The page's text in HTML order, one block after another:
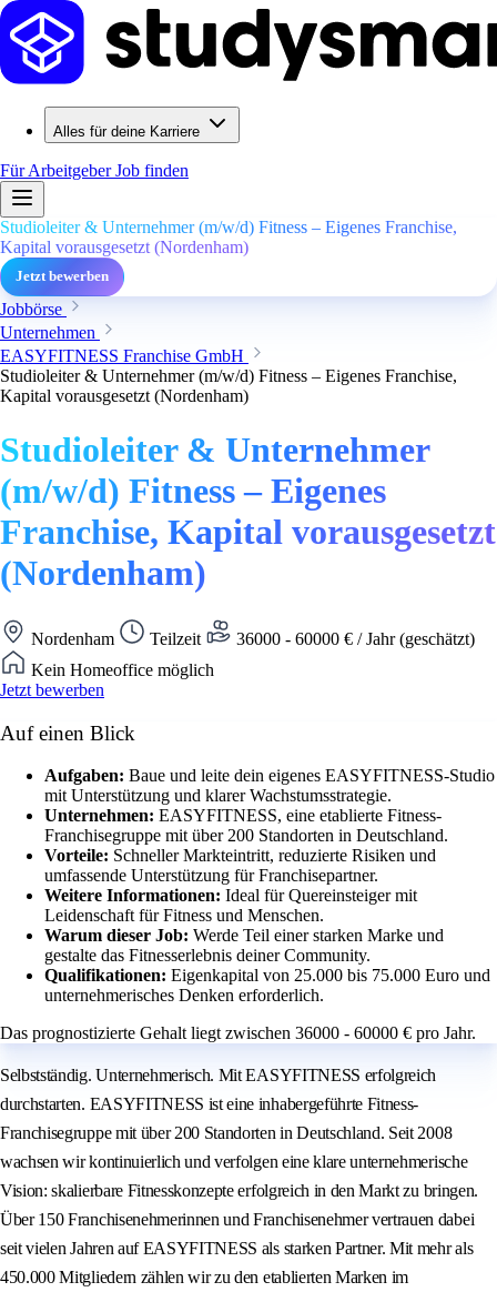
Alles für deine Karriere
Für ArbeitgeberJob finden
Studioleiter & Unternehmer (m/w/d) Fitness – Eigenes Franchise,
Kapital vorausgesetzt (Nordenham)
Jetzt bewerben
Jobbörse
Unternehmen
EASYFITNESS Franchise GmbH
Studioleiter & Unternehmer (m/w/d) Fitness – Eigenes Franchise,
Kapital vorausgesetzt (Nordenham)
Studioleiter & Unternehmer
(m/w/d) Fitness – Eigenes
Franchise, Kapital vorausgesetzt
(Nordenham)
Nordenham Teilzeit
36000 - 60000 € / Jahr (geschätzt)
Kein Homeoffice möglich
Jetzt bewerben
Auf einen Blick
Aufgaben: Baue und leite dein eigenes EASYFITNESS-Studio
mit Unterstützung und klarer Wachstumsstrategie.
Unternehmen: EASYFITNESS, eine etablierte Fitness-
Franchisegruppe mit über 200 Standorten in Deutschland.
Vorteile: Schneller Markteintritt, reduzierte Risiken und
umfassende Unterstützung für Franchisepartner.
Weitere Informationen: Ideal für Quereinsteiger mit
Leidenschaft für Fitness und Menschen.
Warum dieser Job: Werde Teil einer starken Marke und
gestalte das Fitnesserlebnis deiner Community.
Qualifikationen: Eigenkapital von 25.000 bis 75.000 Euro und
unternehmerisches Denken erforderlich.
Das prognostizierte Gehalt liegt zwischen 36000 - 60000 € pro Jahr.
Selbstständig. Unternehmerisch. Mit EASYFITNESS erfolgreich
durchstarten. EASYFITNESS ist eine inhabergeführte Fitness-
Franchisegruppe mit über 200 Standorten in Deutschland. Seit 2008
wachsen wir kontinuierlich und verfolgen eine klare unternehmerische
Vision: skalierbare Fitnesskonzepte erfolgreich in den Markt zu bringen.
Über 150 Franchisenehmerinnen und Franchisenehmer vertrauen dabei
seit vielen Jahren auf EASYFITNESS als starken Partner. Mit mehr als
450.000 Mitgliedern zählen wir zu den etablierten Marken im